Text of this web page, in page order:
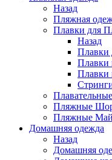
Назад
Пляжная
Плавки для
Назад
Плавки
Плавки
Плавки
Пляжные
Пляжные
Домашняя одежда
Назад
Домашняя